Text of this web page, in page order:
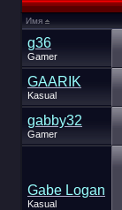
Имя
g36
Gamer
GAARIK
Kasual
gabby32
Gamer
Gabe Logan
Kasual